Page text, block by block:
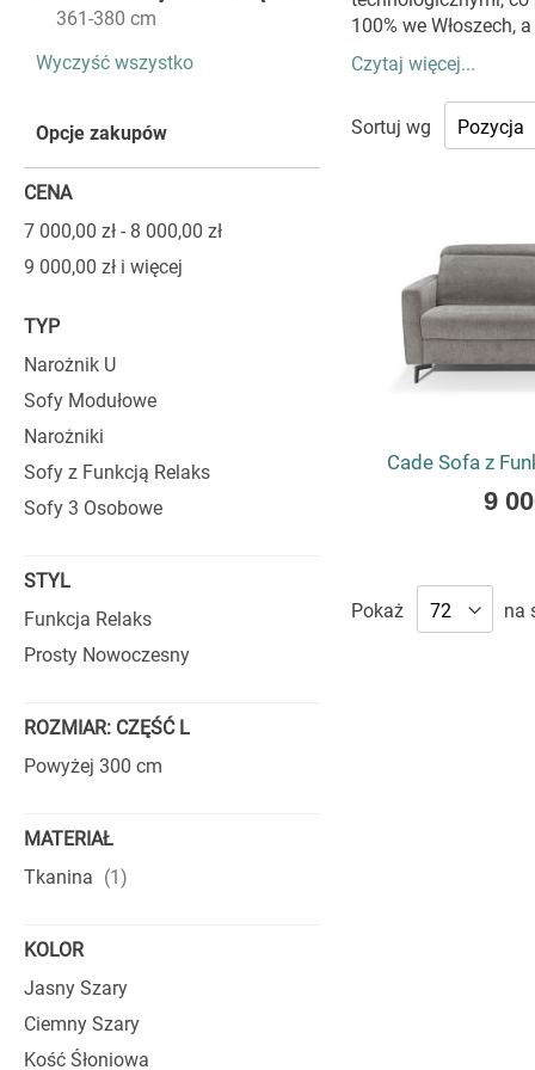
100% we
KTÓRA
Costanza oferuje
klasycznych
stylową całość.
sofę do
nowoczesne, w
najmniejszym
SYSTEM
system otwierania,
projektowane są
Czytaj więcej...
Sortuj wg
Cade Sofa z
As
9
Pokaż na
361-380 cm
ten
Wyczyść wszystko
Opcje zakupów
CENA
7 000,00 zł - 8 000,00 zł
9 000,00 zł i więcej
TYP
Narożnik U
Sofy Modułowe
Narożniki
Sofy z Funkcją Relaks
Sofy 3 Osobowe
STYL
Funkcja Relaks
Prosty Nowoczesny
ROZMIAR: CZĘŚĆ L
Powyżej 300 cm
MATERIAŁ
Tkanina
1produkt
KOLOR
Jasny Szary
Ciemny Szary
Kość Śłoniowa